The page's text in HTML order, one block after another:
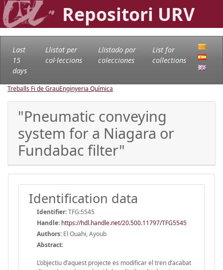
Repositori URV
Last
15
days
Llistat per
col·leccions
Llistado por
colecciones
List for
collections
Treballs Fi de GrauEnginyeria Química
"Pneumatic conveying
system for a Niagara or
Fundabac filter"
Identification data
Identifier:TFG:5545
Handle: https://hdl.handle.net/20.500.11797/TFG5545
Authors: El Ouahi, Ayoub
Abstract:
L’objectiu d’aquest projecte es modificar el tren d’acabat